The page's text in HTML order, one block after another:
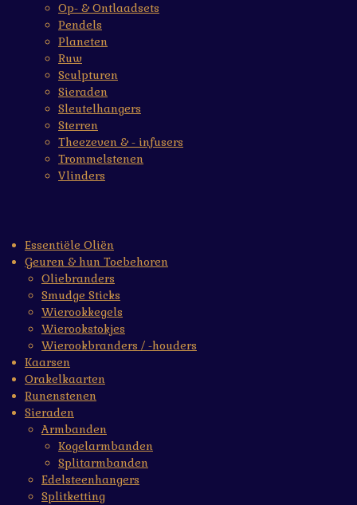
Op- & Ontlaadsets
Pendels
Planeten
Ruw
Sculpturen
Sieraden
Sleutelhangers
Sterren
Theezeven & - infusers
Trommelstenen
Vlinders
Essentiële Oliën
Geuren & hun Toebehoren
Oliebranders
Smudge Sticks
Wierookkegels
Wierookstokjes
Wierookbranders / -houders
Kaarsen
Orakelkaarten
Runenstenen
Sieraden
Armbanden
Kogelarmbanden
Splitarmbanden
Edelsteenhangers
Splitketting